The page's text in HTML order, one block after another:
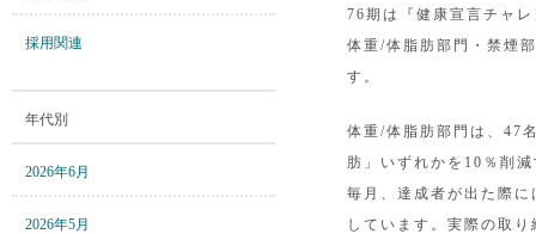
採用関連
年代別
2026年6月
2026年5月
76期は『健康宣言チャ
体重/体脂肪部門・禁煙
す。
体重/体脂肪部門は、47
肪」いずれかを10％削
毎月、達成者が出た際
しています。実際の取